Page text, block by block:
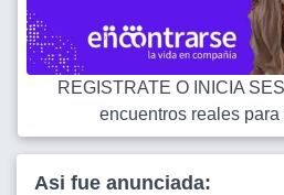
REGISTRATE O INICIA
encuentros reales
Asi fue anunciada: